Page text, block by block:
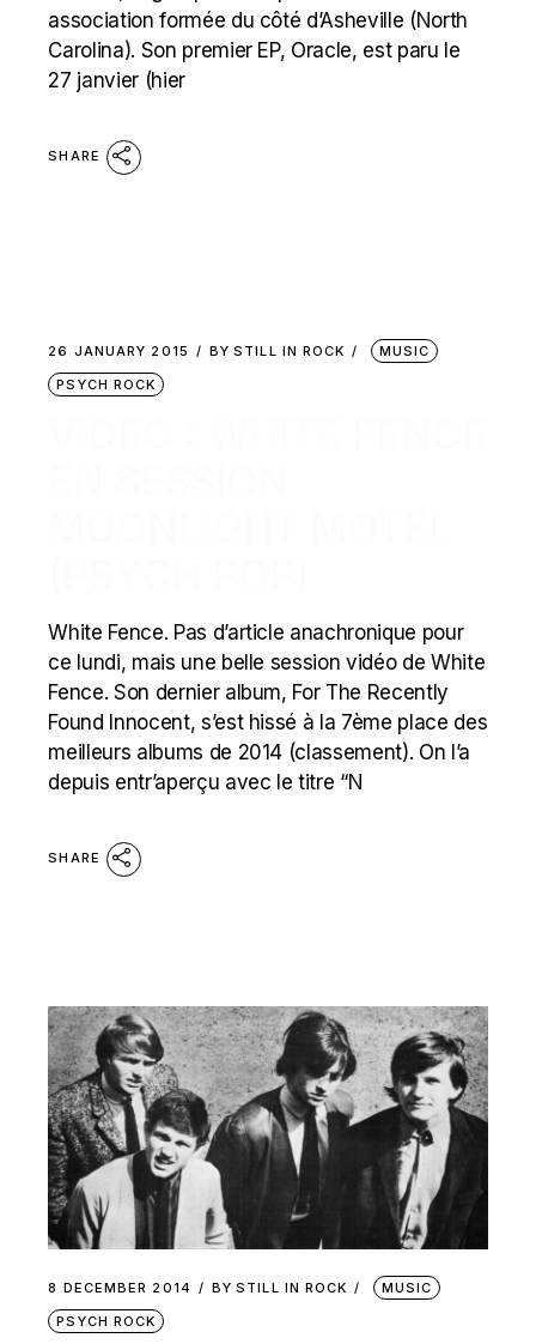
association formée du côté d’Asheville (North
Carolina). Son premier EP, Oracle, est paru le
27 janvier (hier
SHARE
26 JANUARY 2015 BY STILL IN ROCK
MUSIC
PSYCH ROCK
White Fence. Pas d’article anachronique pour
ce lundi, mais une belle session vidéo de White
Fence. Son dernier album, For The Recently
Found Innocent, s’est hissé à la 7ème place des
meilleurs albums de 2014 (classement). On l’a
depuis entr’aperçu avec le titre “N
SHARE
8 DECEMBER 2014 BY STILL IN ROCK
MUSIC
PSYCH ROCK